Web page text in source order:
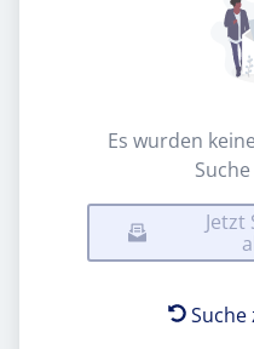
Es wurden
Jetzt
Suche